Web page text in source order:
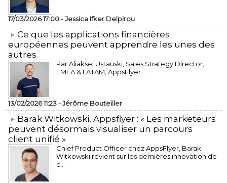
17/03/2026 17:00 -Jessica Ifker Delpirou
​Ce que les applications financières
européennes peuvent apprendre les unes des
autres
Par Aliaksei Ustauski, Sales Strategy Director,
EMEA & LATAM, AppsFlyer...
13/02/2026 11:23 -Jérôme Bouteiller
​Barak Witkowski, Appsflyer : « Les marketeurs
peuvent désormais visualiser un parcours
client unifié »
Chief Product Officer chez AppsFlyer, ​Barak
Witkowski revient sur les dernières innovation de
c...